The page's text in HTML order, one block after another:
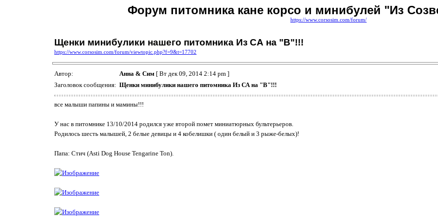
Форум питомника кане корсо и минибулей "Из
https://www.corsosim.com/forum/
Щенки минибулики нашего питомника Из СА на "В"!!!
https://www.corsosim.com/forum/viewtopic.php?f=9&t=17702
Автор: Анна & Сим [ Вт дек 09, 2014 2:14 pm ]
Заголовок сообщения: Щенки минибулики нашего питомника Из СА на "В"!!!
все малыши папины и мамины!!!
У нас в питомнике 13/10/2014 родился уже второй помет миниатюрных бультерьеров.
Родилось шесть малышей, 2 белые девицы и 4 кобелишки ( один белый и 3 рыже-белых)!
Папа: Стич (Asti Dog House Tengarine Ton).